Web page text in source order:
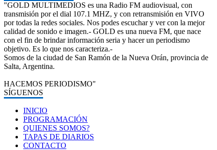
"GOLD MULTIMEDIOS es una Radio FM audiovisual, con
transmisión por el dial 107.1 MHZ, y con retransmisión en VIVO
por todas la redes sociales. Nos podes escuchar y ver con la mejor
calidad de sonido e imagen.- GOLD es una nueva FM, que nace
con el fin de brindar información seria y hacer un periodismo
objetivo. Es lo que nos caracteriza.-
Somos de la ciudad de San Ramón de la Nueva Orán, provincia de
Salta, Argentina.
HACEMOS PERIODISMO"
SÍGUENOS
INICIO
PROGRAMACIÓN
QUIENES SOMOS?
TAPAS DE DIARIOS
CONTACTO